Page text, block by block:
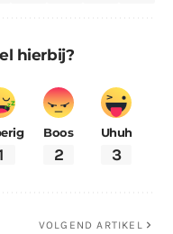
hierbij?
Boos
2
Uhuh
3
VOLGEND ARTIKEL